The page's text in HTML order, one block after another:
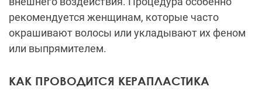
рекомендуется женщинам, которые часто
окрашивают волосы или укладывают их феном
или выпрямителем.
КАК ПРОВОДИТСЯ КЕРАПЛАСТИКА